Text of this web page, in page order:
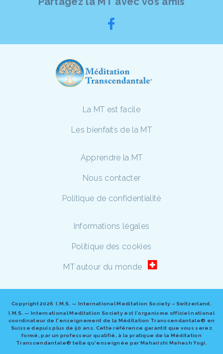
La MT est facile
Les bienfaits de la MT
Apprendre la MT
Nous contacter
Politique de confidentialité
Informations légales
Politique des cookies
MT autour du monde
Copyright2026 I.M.S. — International Meditation Society – Switzerland.
I.M.S. — International Meditation Society est l'organisme officiel national
coordinateur de l'enseignement de la Méditation Transcendantale® en
Suisse depuis plus de 50 ans. Cette référence garantit que vous serez
formé, par un professeur qualifié, à la pratique de la Méditation
Transcendantale® telle qu'enseignée par Maharishi Mahesh Yogi.